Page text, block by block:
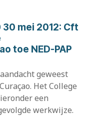
mei 2012: Cft
toe NED-PAP
geweest
Het College
een
werkwijze.